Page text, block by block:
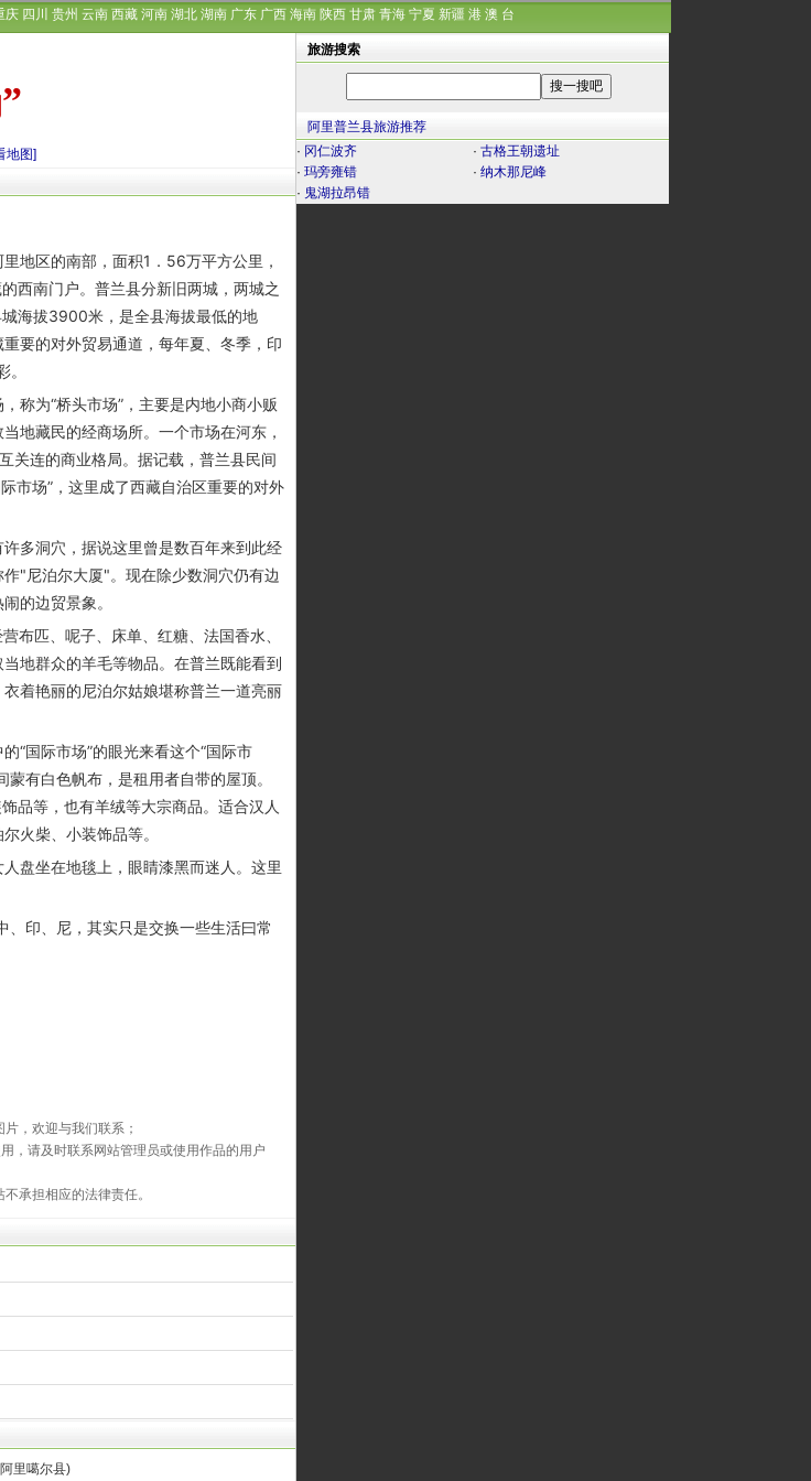
庆 四川 贵州 云南 西藏 河南 湖北 湖南 广东 广西 海南 陕西 甘肃 青海 宁夏 新疆 港 澳 台
地图]
地区的南部，面积1．56万平方公里，
西南门户。普兰县分新旧两城，两城之
海拔3900米，是全县海拔最低的地
要的对外贸易通道，每年夏、冬季，印
为“桥头市场”，主要是内地小商小贩
地藏民的经商场所。一个市场在河东，
关连的商业格局。据记载，普兰县民间
市场”，这里成了西藏自治区重要的对外
多洞穴，据说这里曾是数百年来到此经
"尼泊尔大厦"。现在除少数洞穴仍有边
的边贸景象。
匹、呢子、床单、红糖、法国香水、
地群众的羊毛等物品。在普兰既能看到
着艳丽的尼泊尔姑娘堪称普兰一道亮丽
国际市场”的眼光来看这个“国际市
有白色帆布，是租用者自带的屋顶。
品等，也有羊绒等大宗商品。适合汉人
火柴、小装饰品等。
盘坐在地毯上，眼睛漆黑而迷人。这里
印、尼，其实只是交换一些生活曰常
，欢迎与我们联系；
，请及时联系网站管理员或使用作品的用户
承担相应的法律责任。
里噶尔县)
旅游搜索
阿里普兰县旅游推荐
· 冈仁波齐 · 古格王朝遗址
· 玛旁雍错 · 纳木那尼峰
· 鬼湖拉昂错